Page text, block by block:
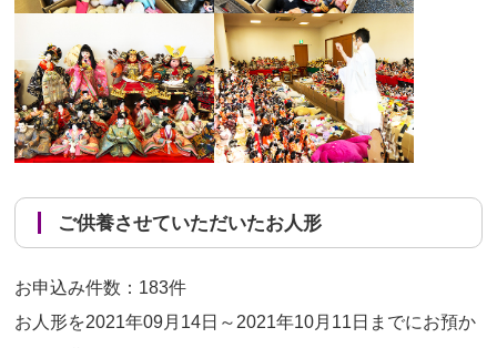
ご供養させていただいたお人形
お申込み件数：183件
お人形を2021年09月14日～2021年10月11日までにお預か